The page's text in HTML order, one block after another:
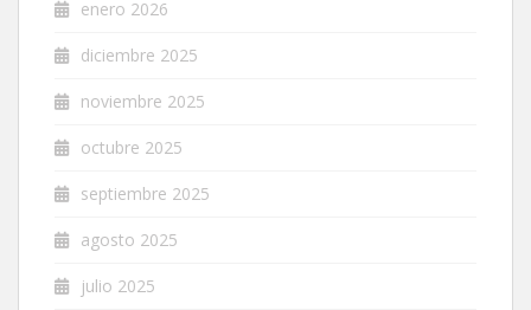
enero 2026
diciembre 2025
noviembre 2025
octubre 2025
septiembre 2025
agosto 2025
julio 2025